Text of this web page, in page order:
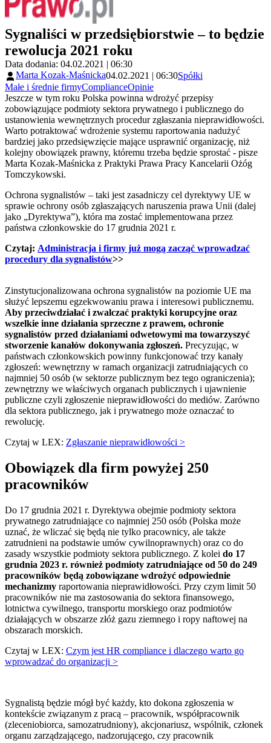
Sygnaliści w przedsiębiorstwie – to będzie
rewolucja 2021 roku
Data dodania: 04.02.2021 | 06:30
Marta Kozak-Maśnicka04.02.2021 | 06:30Spółki
Małe i średnie firmyComplianceOpinie
Jeszcze w tym roku Polska powinna wdrożyć przepisy
zobowiązujące podmioty sektora prywatnego i publicznego do
ustanowienia wewnętrznych procedur zgłaszania nieprawidłowości.
Warto potraktować wdrożenie systemu raportowania nadużyć
bardziej jako przedsięwzięcie mające usprawnić organizację, niż
kolejny obowiązek prawny, któremu trzeba będzie sprostać - pisze
Marta Kozak-Maśnicka z Praktyki Prawa Pracy Kancelarii Ożóg
Tomczykowski.
Ochrona sygnalistów – taki jest zasadniczy cel dyrektywy UE w
sprawie ochrony osób zgłaszających naruszenia prawa Unii (dalej
jako „Dyrektywa”), która ma zostać implementowana przez
państwa członkowskie do 17 grudnia 2021 r.
Czytaj: Administracja i firmy już mogą zacząć wprowadzać
procedury dla sygnalistów>>
Zinstytucjonalizowana ochrona sygnalistów na poziomie UE ma
służyć lepszemu egzekwowaniu prawa i interesowi publicznemu.
Aby przeciwdziałać i zwalczać praktyki korupcyjne oraz
wszelkie inne działania sprzeczne z prawem, ochronie
sygnalistów przed działaniami odwetowymi ma towarzyszyć
stworzenie kanałów dokonywania zgłoszeń. Precyzując, w
państwach członkowskich powinny funkcjonować trzy kanały
zgłoszeń: wewnętrzny w ramach organizacji zatrudniających co
najmniej 50 osób (w sektorze publicznym bez tego ograniczenia);
zewnętrzny we właściwych organach publicznych i ujawnienie
publiczne czyli zgłoszenie nieprawidłowości do mediów. Zarówno
dla sektora publicznego, jak i prywatnego może oznaczać to
rewolucję.
Czytaj w LEX: Zgłaszanie nieprawidłowości >
Obowiązek dla firm powyżej 250
pracowników
Do 17 grudnia 2021 r. Dyrektywa obejmie podmioty sektora
prywatnego zatrudniające co najmniej 250 osób (Polska może
uznać, że wliczać się będą nie tylko pracownicy, ale także
zatrudnieni na podstawie umów cywilnoprawnych) oraz co do
zasady wszystkie podmioty sektora publicznego. Z kolei do 17
grudnia 2023 r. również podmioty zatrudniające od 50 do 249
pracowników będą zobowiązane wdrożyć odpowiednie
mechanizmy raportowania nieprawidłowości. Przy czym limit 50
pracowników nie ma zastosowania do sektora finansowego,
lotnictwa cywilnego, transportu morskiego oraz podmiotów
działających w obszarze złóż gazu ziemnego i ropy naftowej na
obszarach morskich.
Czytaj w LEX: Czym jest HR compliance i dlaczego warto go
wprowadzać do organizacji >
Sygnalistą będzie mógł być każdy, kto dokona zgłoszenia w
kontekście związanym z pracą – pracownik, współpracownik
(zleceniobiorca, samozatrudniony), akcjonariusz, wspólnik, członek
organu zarządzającego, nadzorującego, czy pracownik